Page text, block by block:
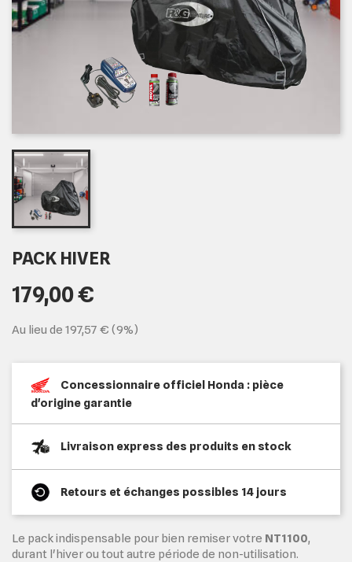
PACK HIVER
179,00 €
Au lieu de 197,57 € (9%)
Concessionnaire officiel Honda : pièce
d'origine garantie
Livraison express des produits en stock
Retours et échanges possibles 14 jours
Le pack indispensable pour bien remiser votre NT1100,
durant l'hiver ou tout autre période de non-utilisation.